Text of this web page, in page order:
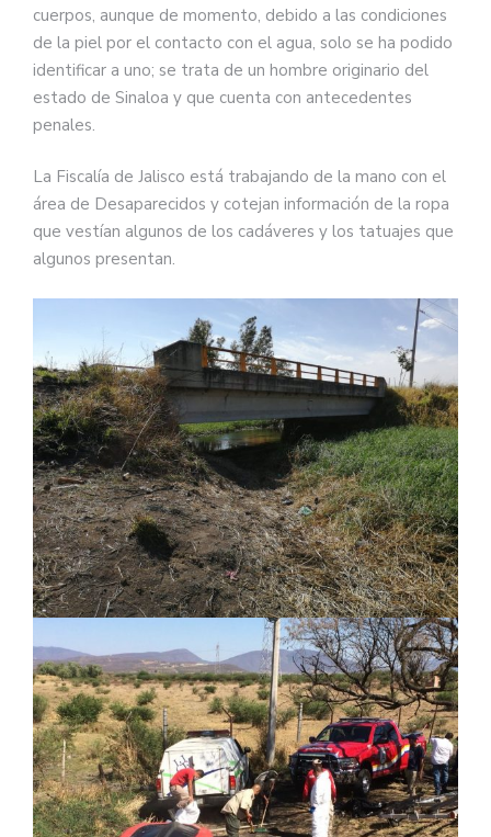
cuerpos, aunque de momento, debido a las condiciones
de la piel por el contacto con el agua, solo se ha podido
identificar a uno; se trata de un hombre originario del
estado de Sinaloa y que cuenta con antecedentes
penales.
La Fiscalía de Jalisco está trabajando de la mano con el
área de Desaparecidos y cotejan información de la ropa
que vestían algunos de los cadáveres y los tatuajes que
algunos presentan.